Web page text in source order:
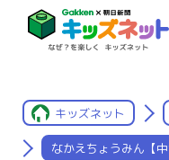
キッズネット
なかえちょうみん【中